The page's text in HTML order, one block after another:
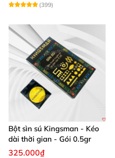
(399)
Bột sìn sú Kingsman - Kéo
dài thời gian - Gói 0.5gr
325.000₫